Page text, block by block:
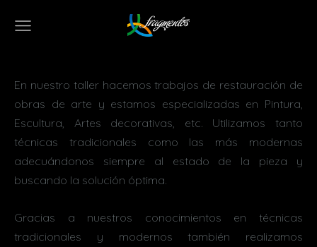
En nuestro taller hacemos trabajos de restauración de
obras de arte y estamos especializadas en Pintura,
Escultura, Artes decorativas, etc. Utilizamos tanto
técnicas tradicionales como las más modernas
adecuándonos siempre al estado de la pieza y
buscando la solución óptima.
Gracias a nuestros conocimientos en técnicas
tradicionales y modernos también realizamos